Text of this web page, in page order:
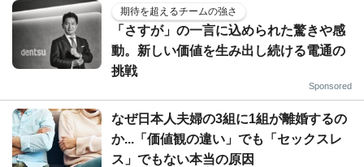
期待を超えるチームの強さ
「さすが」の一言に込められた驚きや感
動。新しい価値を生み出し続ける電通の
挑戦
Sponsored
なぜ日本人夫婦の3組に1組が離婚するの
か...「価値観の違い」でも「セックスレ
ス」でもない本当の原因